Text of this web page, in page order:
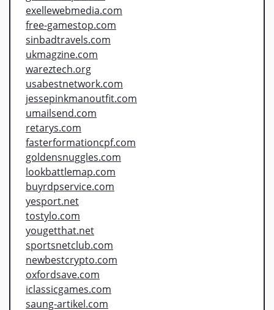
exellewebmedia.com
free-gamestop.com
sinbadtravels.com
ukmagzine.com
wareztech.org
usabestnetwork.com
jessepinkmanoutfit.com
umailsend.com
retarys.com
fasterformationcpf.com
goldensnuggles.com
lookbattlemap.com
buyrdpservice.com
yesport.net
tostylo.com
yougetthat.net
sportsnetclub.com
newbestcrypto.com
oxfordsave.com
iclassicgames.com
saung-artikel.com